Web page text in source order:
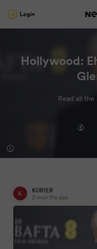
Login
Hollywood:
Read all
KURIER
2 months ago